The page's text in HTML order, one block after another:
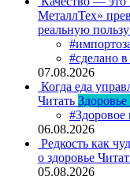
МеталлТех»
реальную
#сделано
07.08.2026
Когда еда
Читать
#Здоровое
06.08.2026
Редкость как
о здоровье
05.08.2026